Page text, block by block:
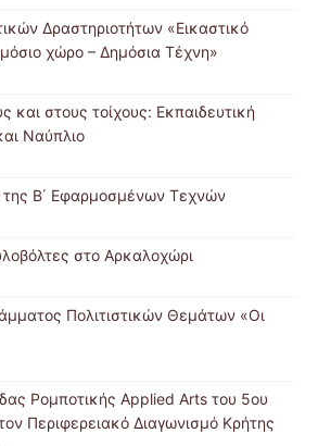
Δραστηριοτήτων «Εικαστικό
χώρο – Δημόσια Τέχνη»
και στους τοίχους: Εκπαιδευτική
Ναύπλιο
της Β΄ Εφαρμοσμένων Τεχνών
στο Αρκαλοχώρι
Πολιτιστικών Θεμάτων «Οι
Ρομποτικής Applied Arts του 5ου
Περιφερειακό Διαγωνισμό Κρήτης